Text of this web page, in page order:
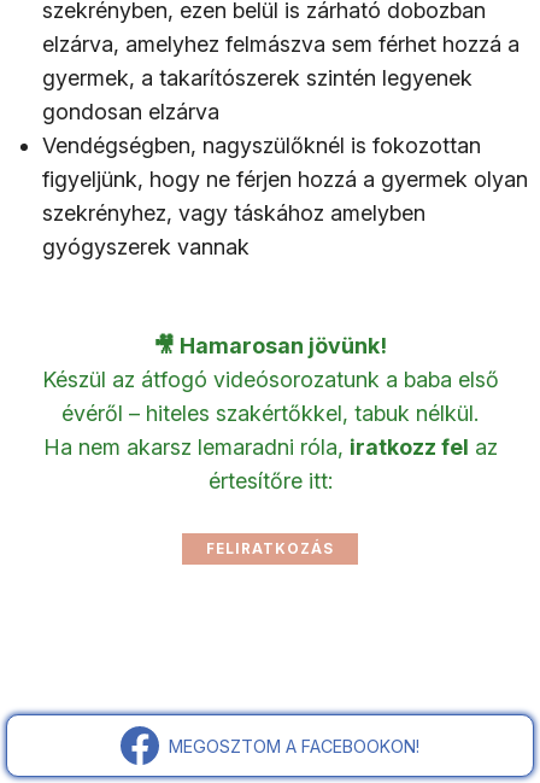
szekrényben, ezen belül is zárható dobozban
elzárva, amelyhez felmászva sem férhet hozzá a
gyermek, a takarítószerek szintén legyenek
gondosan elzárva
Vendégségben, nagyszülőknél is fokozottan
figyeljünk, hogy ne férjen hozzá a gyermek olyan
szekrényhez, vagy táskához amelyben
gyógyszerek vannak
🎥 Hamarosan jövünk!
Készül az átfogó videósorozatunk a baba első
évéről – hiteles szakértőkkel, tabuk nélkül.
Ha nem akarsz lemaradni róla, iratkozz fel az
értesítőre itt:
MEGOSZTOM A FACEBOOKON!